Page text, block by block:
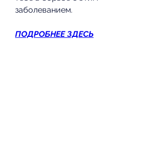
заболеванием.
ПОДРОБНЕЕ ЗДЕСЬ